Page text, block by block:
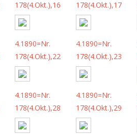
178(4.Okt.),16
178(4.Okt.),17
4.1890=Nr.
178(4.Okt.),22
4.1890=Nr.
178(4.Okt.),23
4.1890=Nr.
178(4.Okt.),28
4.1890=Nr.
178(4.Okt.),29